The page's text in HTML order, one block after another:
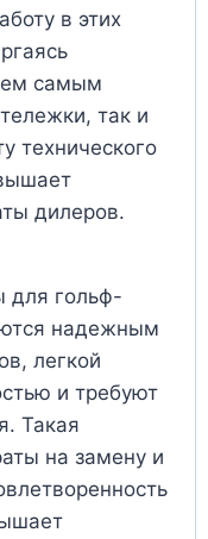
в этих
самым
так и
технического
дилеров.
для гольф-
надежным
легкой
и требуют
Такая
на замену и